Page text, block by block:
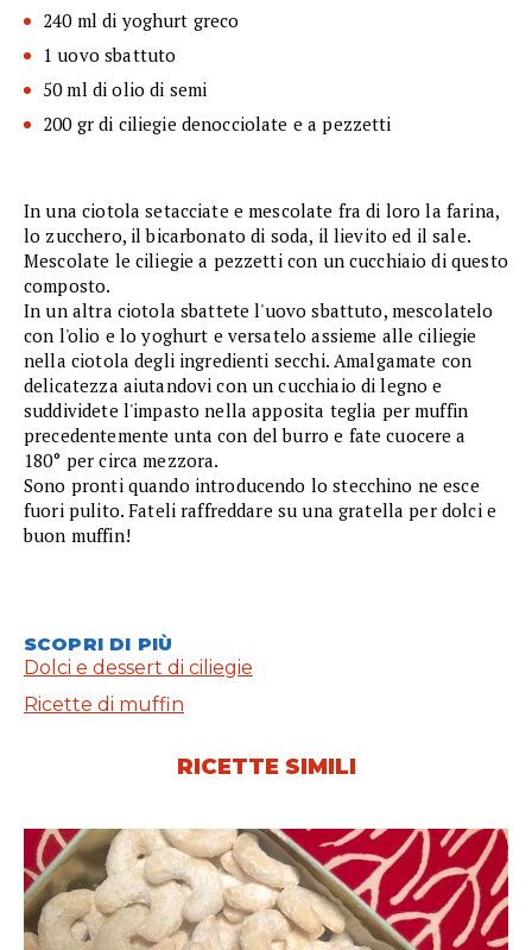
240 ml di yoghurt greco
1 uovo sbattuto
50 ml di olio di semi
200 gr di ciliegie denocciolate e a pezzetti
In una ciotola setacciate e mescolate fra di loro la farina,
lo zucchero, il bicarbonato di soda, il lievito ed il sale.
Mescolate le ciliegie a pezzetti con un cucchiaio di questo
composto.
In un altra ciotola sbattete l'uovo sbattuto, mescolatelo
con l'olio e lo yoghurt e versatelo assieme alle ciliegie
nella ciotola degli ingredienti secchi. Amalgamate con
delicatezza aiutandovi con un cucchiaio di legno e
suddividete l'impasto nella apposita teglia per muffin
precedentemente unta con del burro e fate cuocere a
180° per circa mezzora.
Sono pronti quando introducendo lo stecchino ne esce
fuori pulito. Fateli raffreddare su una gratella per dolci e
buon muffin!
SCOPRI DI PIÙ
Dolci e dessert di ciliegie
Ricette di muffin
RICETTE SIMILI